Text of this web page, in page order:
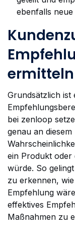
ebenfalls
ermitteln
Grundsätzlich ist
bei zenloop
genau an
ein Produkt oder
würde. So
zu erkennen,
Empfehlung
effektives
Maßnahmen zu